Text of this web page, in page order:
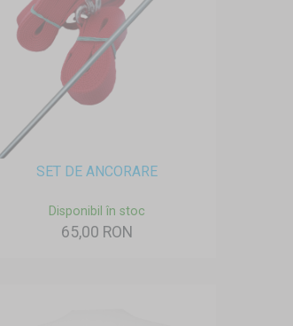
SET DE ANCORARE
Disponibil în stoc
65,00 RON